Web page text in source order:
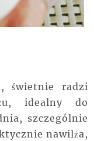
świetnie radzi
idealny do
szczególnie
nawilża,